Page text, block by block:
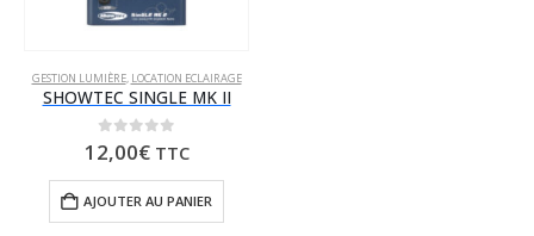
GESTION LUMIÈRE, LOCATION ECLAIRAGE
SHOWTEC SINGLE MK II
0 sur 5
12,00€ TTC
AJOUTER AU PANIER